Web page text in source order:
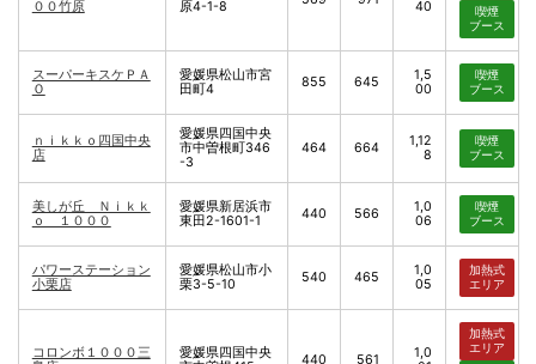
００竹原
原4-1-8
40
喫煙
ブース
スーパーキスケＰＡ
Ｏ
愛媛県松山市宮
田町4
855 645
1,5
00
喫煙
ブース
ｎｉｋｋｏ四国中央
店
愛媛県四国中央
市中曽根町346
-3
464 664
1,12
8
喫煙
ブース
美しが丘 Ｎｉｋｋ
ｏ １０００
愛媛県新居浜市
東田2-1601-1
440 566
1,0
06
喫煙
ブース
パワーステーション
小栗店
愛媛県松山市小
栗3-5-10
540 465
1,0
05
加熱式
エリア
コロンボ１０００三
愛媛県四国中央
440 561
1,0
加熱式
エリア